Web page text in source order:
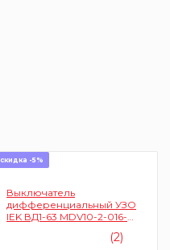
скидка -5%
Выключатель
дифференциальный УЗО
IEK ВД1-63 MDV10-2-016-
(2)